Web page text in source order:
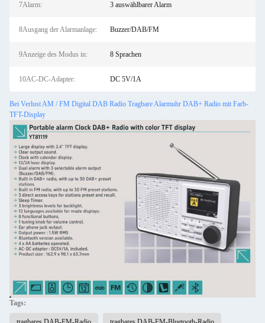
7Alarm: 3 auswählbarer Alarm
8Ausgang der Alarmanlage: Buzzer/DAB/FM
9Anzeige des Modus in: 8 Sprachen
10AC-DC-Adapter: DC 5V/1A
Bei Verlust AM / FM Digital DAB Radio Tragbare Alarmuhr DAB+ Radio mit Farb-
TFT-Display
Tags: